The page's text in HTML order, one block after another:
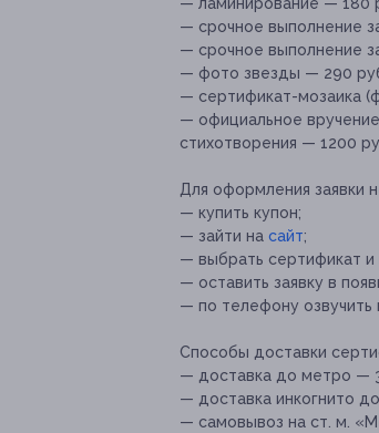
— срочное выполнение
— срочное выполнение
— фото звезды — 290
— сертификат-мозаика
— официальное
стихотворения — 1200
Для оформления заявки
— купить купон;
— зайти на сайт;
— выбрать сертификат и
— оставить заявку в
— по телефону озвучить
Способы доставки
— доставка до метро —
— доставка инкогнито
— самовывоз на ст. м.